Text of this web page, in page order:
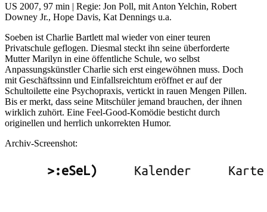
US 2007, 97 min | Regie: Jon Poll, mit Anton Yelchin, Robert
Downey Jr., Hope Davis, Kat Dennings u.a.
Soeben ist Charlie Bartlett mal wieder von einer teuren
Privatschule geflogen. Diesmal steckt ihn seine überforderte
Mutter Marilyn in eine öffentliche Schule, wo selbst
Anpassungskünstler Charlie sich erst eingewöhnen muss. Doch
mit Geschäftssinn und Einfallsreichtum eröffnet er auf der
Schultoilette eine Psychopraxis, vertickt in rauen Mengen Pillen.
Bis er merkt, dass seine Mitschüler jemand brauchen, der ihnen
wirklich zuhört. Eine Feel-Good-Komödie besticht durch
originellen und herrlich unkorrekten Humor.
Archiv-Screenshot: